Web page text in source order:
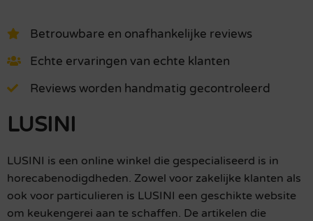
Betrouwbare en onafhankelijke reviews
Echte ervaringen van echte klanten
Reviews worden handmatig gecontroleerd
LUSINI
LUSINI is een online winkel die gespecialiseerd is in
horecabenodigdheden. Zowel voor zakelijke klanten als
ook voor particulieren is LUSINI een geschikte website
om keukengerei aan te schaffen. De artikelen die